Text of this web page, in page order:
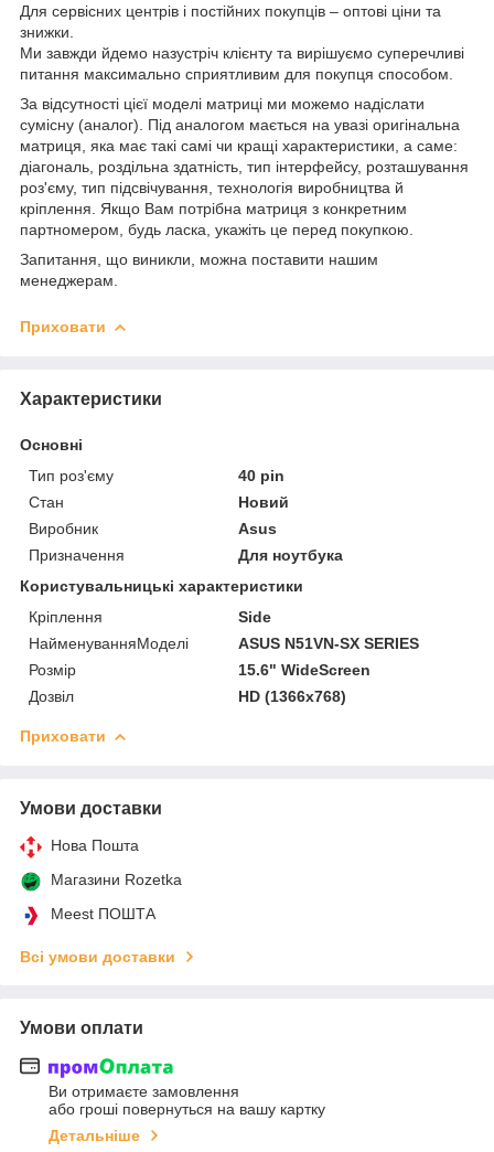
Для сервісних центрів і постійних покупців – оптові ціни та
знижки.
Ми завжди йдемо назустріч клієнту та вирішуємо суперечливі
питання максимально сприятливим для покупця способом.
За відсутності цієї моделі матриці ми можемо надіслати
сумісну (аналог). Під аналогом мається на увазі оригінальна
матриця, яка має такі самі чи кращі характеристики, а саме:
діагональ, роздільна здатність, тип інтерфейсу, розташування
роз'єму, тип підсвічування, технологія виробництва й
кріплення. Якщо Вам потрібна матриця з конкретним
партномером, будь ласка, укажіть це перед покупкою.
Запитання, що виникли, можна поставити нашим
менеджерам.
Приховати
Характеристики
Основні
Тип роз'єму
40 pin
Стан
Новий
Виробник
Asus
Призначення
Для ноутбука
Користувальницькі характеристики
Кріплення
Side
НайменуванняМоделі
ASUS N51VN-SX SERIES
Розмір
15.6" WideScreen
Дозвіл
HD (1366x768)
Приховати
Умови доставки
Нова Пошта
Магазини Rozetka
Meest ПОШТА
Всі умови доставки
Умови оплати
Ви отримаєте замовлення
або гроші повернуться на вашу картку
Детальніше